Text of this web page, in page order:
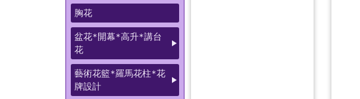
胸花
盆花*開幕*高升*講台
花
藝術花籃*羅馬花柱*花
牌設計